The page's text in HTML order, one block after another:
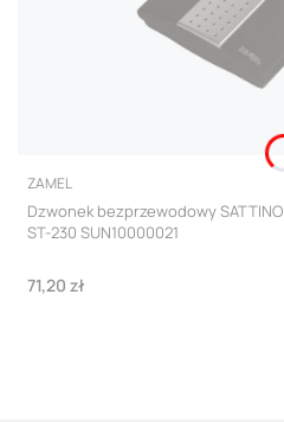
PRODUCENT
ZAMEL
Dzwonek bezprzewodowy
ST-230 SUN10000021
Cena
71,20 zł